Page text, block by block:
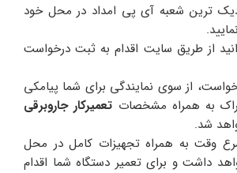
ترین شعبه آی پی امداد در محل خود
از طریق سایت اقدام به ثبت درخواست
از سوی نمایندگی برای شما پیامکی
به همراه مشخصات تعمیرکار جاروبرقی
شد.
وقت به همراه تجهیزات کامل در محل
داشت و برای تعمیر دستگاه شما اقدام